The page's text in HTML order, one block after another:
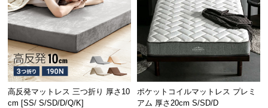
型
商
の
配
送
に
つ
高反発マットレス 三つ折り 厚さ10
cm [SS/ S/SD/D/Q/K]
ポケットコイルマットレス プレミ
アム 厚さ20cm S/SD/D